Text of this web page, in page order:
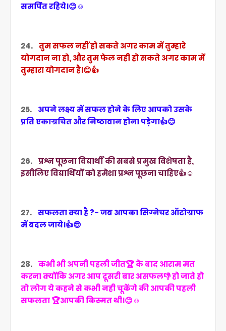
समर्पित रहिये।😊☺️
24. तुम सफल नहीं हो सकते अगर काम में तुम्हारे
योगदान ना हो, और तुम फेल नही हो सकते अगर काम में
तुम्हारा योगदान है।😊👍
25. अपने लक्ष्य में सफल होने के लिए आपको उसके
प्रति एकाग्रचित और निष्ठावान होना पड़ेगा👍😊
26. प्रश्न पूछना विद्यार्थी की सबसे प्रमुख विशेषताहै,
इसीलिए विद्यार्थियों को हमेशा प्रश्न पूछना चाहिए👍☺️
27. सफलता क्या है ?- जब आपका सिग्नेचर ऑटोग्राफ
में बदल जाये।👍😎
28. कभी भी अपनी पहली जीत🏆 के बाद आराम मत
करना क्योंकि अगर आप दूसरी बार असफल👎 हो जाते हो
तो लोग ये कहने से कभी नही चूकेंगे की आपकी पहली
सफलता 🏆आपकी किस्मत थी।😊☺️